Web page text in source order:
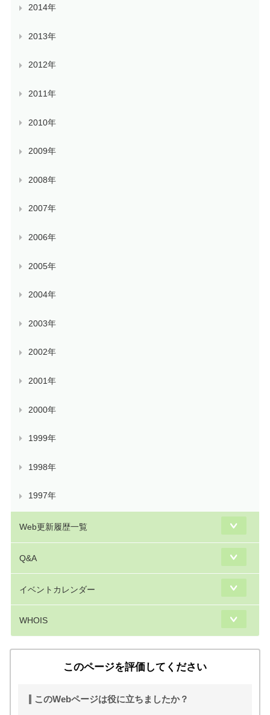
2014年
2013年
2012年
2011年
2010年
2009年
2008年
2007年
2006年
2005年
2004年
2003年
2002年
2001年
2000年
1999年
1998年
1997年
Web更新履歴一覧
Q&A
イベントカレンダー
WHOIS
このページを評価してください
このWebページは役に立ちましたか？